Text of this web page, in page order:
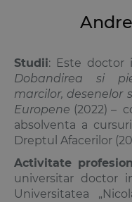
Studii: Este doctor
Dobandirea si
marcilor, desenelor
Europene (2022) –
absolventa a
Dreptul Afacerilor
Activitate
universitar doctor
Universitatea